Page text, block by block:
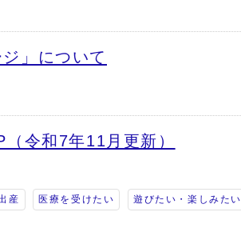
」について
令和7年11月更新）
産 医療を受けたい 遊びたい・楽しみたい